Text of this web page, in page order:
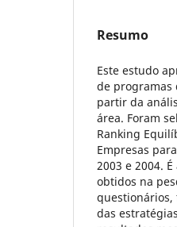
Resumo
Este estudo
de programas
partir da
área. Foram
Ranking
Empresas
2003 e 2004.
obtidos na
questionários,
das